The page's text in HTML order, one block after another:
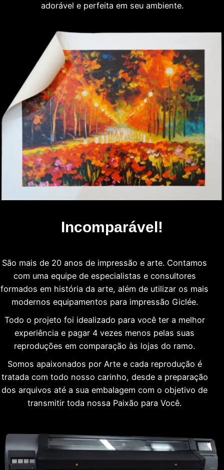
adorável e perfeita em seu ambiente.
Incomparável!
São mais de 20 anos de impressão e arte. Contamos
com uma equipe de especialistas e consultores
formados em história da arte, além de utilizar os mais
modernos equipamentos para impressão Giclée.
Todo o projeto foi idealizado para você ter a melhor
experiência e pagar 4 vezes menos pelas suas
reproduções em comparação às lojas do ramo.
Somos apaixonados por Arte e cada reprodução é
tratada com todo nosso carinho, desde a preparação
dos arquivos até a sua embalagem com o objetivo de
transmitir toda nossa Paixão para Você.